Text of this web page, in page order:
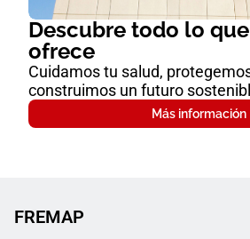
Descubre todo lo que
ofrece
Cuidamos tu salud,
construimos un futuro
Más información
FREMAP